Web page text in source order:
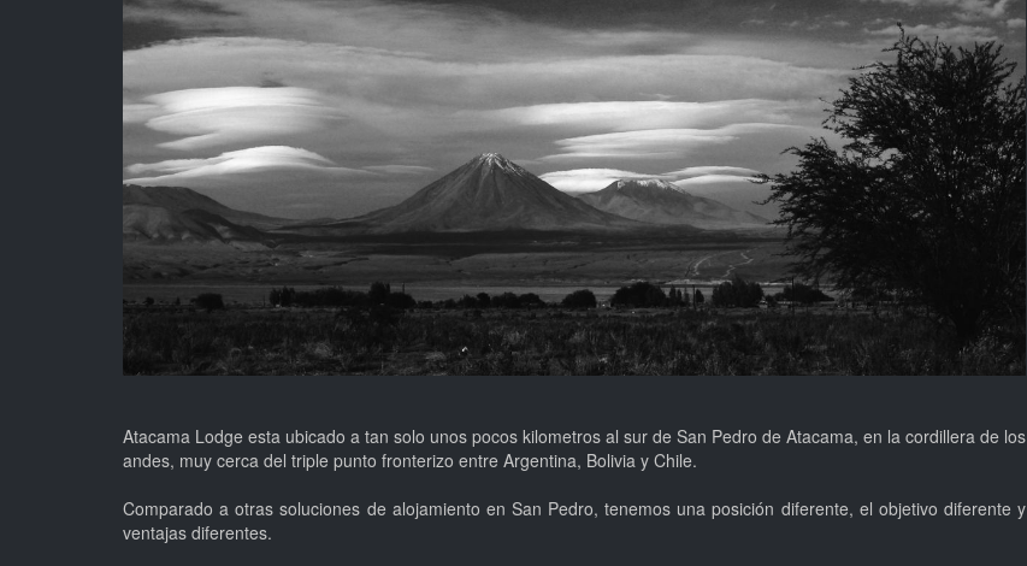
Atacama Lodge esta ubicado a tan solo unos pocos kilometros al sur de San Pedro de Atacama, en la cordillera de los
andes, muy cerca del triple punto fronterizo entre Argentina, Bolivia y Chile.
Comparado a otras soluciones de alojamiento en San Pedro, tenemos una posición diferente, el objetivo diferente y
ventajas diferentes.